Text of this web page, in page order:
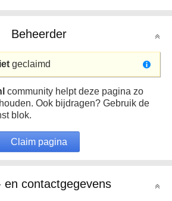
Beheerder
geclaimd
community helpt deze pagina zo
Ook bijdragen? Gebruik de
blok.
Claim pagina
en contactgegevens